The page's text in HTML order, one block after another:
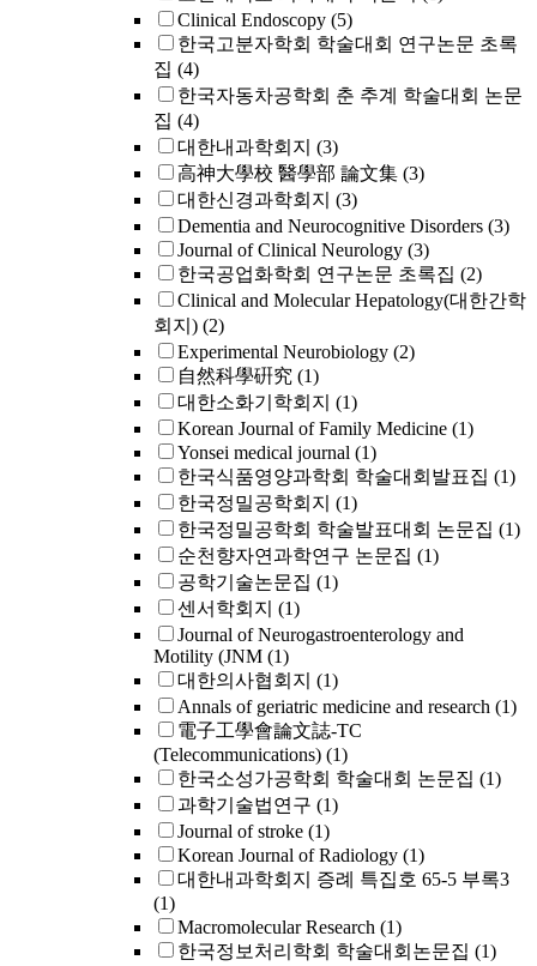
Clinical Endoscopy (5)
한국고분자학회 학술대회 연구논문 초록
집 (4)
한국자동차공학회 춘 추계 학술대회 논문
집 (4)
대한내과학회지 (3)
高神大學校 醫學部 論文集 (3)
대한신경과학회지 (3)
Dementia and Neurocognitive Disorders (3)
Journal of Clinical Neurology (3)
한국공업화학회 연구논문 초록집 (2)
Clinical and Molecular Hepatology(대한간학
회지) (2)
Experimental Neurobiology (2)
自然科學硏究 (1)
대한소화기학회지 (1)
Korean Journal of Family Medicine (1)
Yonsei medical journal (1)
한국식품영양과학회 학술대회발표집 (1)
한국정밀공학회지 (1)
한국정밀공학회 학술발표대회 논문집 (1)
순천향자연과학연구 논문집 (1)
공학기술논문집 (1)
센서학회지 (1)
Journal of Neurogastroenterology and
Motility (JNM (1)
대한의사협회지 (1)
Annals of geriatric medicine and research (1)
電子工學會論文誌-TC
(Telecommunications) (1)
한국소성가공학회 학술대회 논문집 (1)
과학기술법연구 (1)
Journal of stroke (1)
Korean Journal of Radiology (1)
대한내과학회지 증례 특집호 65-5 부록3
(1)
Macromolecular Research (1)
한국정보처리학회 학술대회논문집 (1)